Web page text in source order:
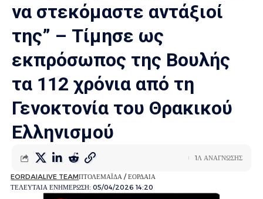
να στεκόμαστε αντάξιοί
της” – Τίμησε ως
εκπρόσωπος της Βουλής
τα 112 χρόνια από τη
Γενοκτονία του Θρακικού
Ελληνισμού
ΤΕΛΕΥΤΑΙΑ ΕΝΗΜΕΡΩΣΗ: 05/04/2026 14:20
EORDAIALIVE TEAMΠΤΟΛΕΜΑΪΔΑ / ΕΟΡΔΑΙΑ
1Λ ΑΝΑΓΝΩΣΗΣ